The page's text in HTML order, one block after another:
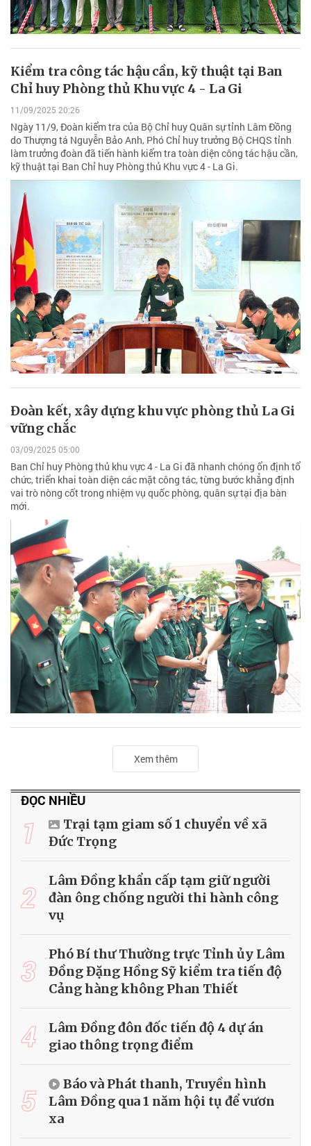
Kiểm tra công tác hậu cần, kỹ thuật tại Ban
Chỉ huy Phòng thủ Khu vực 4 - La Gi
11/09/2025 20:26
Ngày 11/9, Đoàn kiểm tra của Bộ Chỉ huy Quân sự tỉnh Lâm Đồng
do Thượng tá Nguyễn Bảo Anh, Phó Chỉ huy trưởng Bộ CHQS tỉnh
làm trưởng đoàn đã tiến hành kiểm tra toàn diện công tác hậu cần,
kỹ thuật tại Ban Chỉ huy Phòng thủ Khu vực 4 - La Gi.
Đoàn kết, xây dựng khu vực phòng thủ La Gi
vững chắc
03/09/2025 05:00
Ban Chỉ huy Phòng thủ khu vực 4 - La Gi đã nhanh chóng ổn định tổ
chức, triển khai toàn diện các mặt công tác, từng bước khẳng định
vai trò nòng cốt trong nhiệm vụ quốc phòng, quân sự tại địa bàn
mới.
Xem thêm
ĐỌC NHIỀU
1
Trại tạm giam số 1 chuyển về xã
Đức Trọng
2
Lâm Đồng khẩn cấp tạm giữ người
đàn ông chống người thi hành công
vụ
3
Phó Bí thư Thường trực Tỉnh ủy Lâm
Đồng Đặng Hồng Sỹ kiểm tra tiến độ
Cảng hàng không Phan Thiết
4
Lâm Đồng đôn đốc tiến độ 4 dự án
giao thông trọng điểm
5
Báo và Phát thanh, Truyền hình
Lâm Đồng qua 1 năm hội tụ để vươn
xa